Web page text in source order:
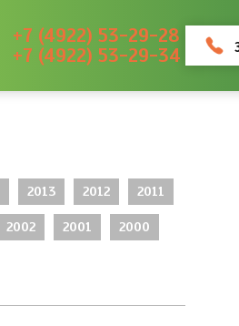
+7 (4922) 53-29-28
+7 (4922) 53-29-34
2013 2012 2011
2002 2001 2000